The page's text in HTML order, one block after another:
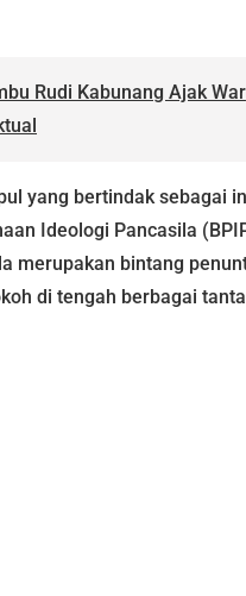
Rudi Kabunang Ajak
yang bertindak sebagai
Ideologi Pancasila
merupakan bintang
di tengah berbagai